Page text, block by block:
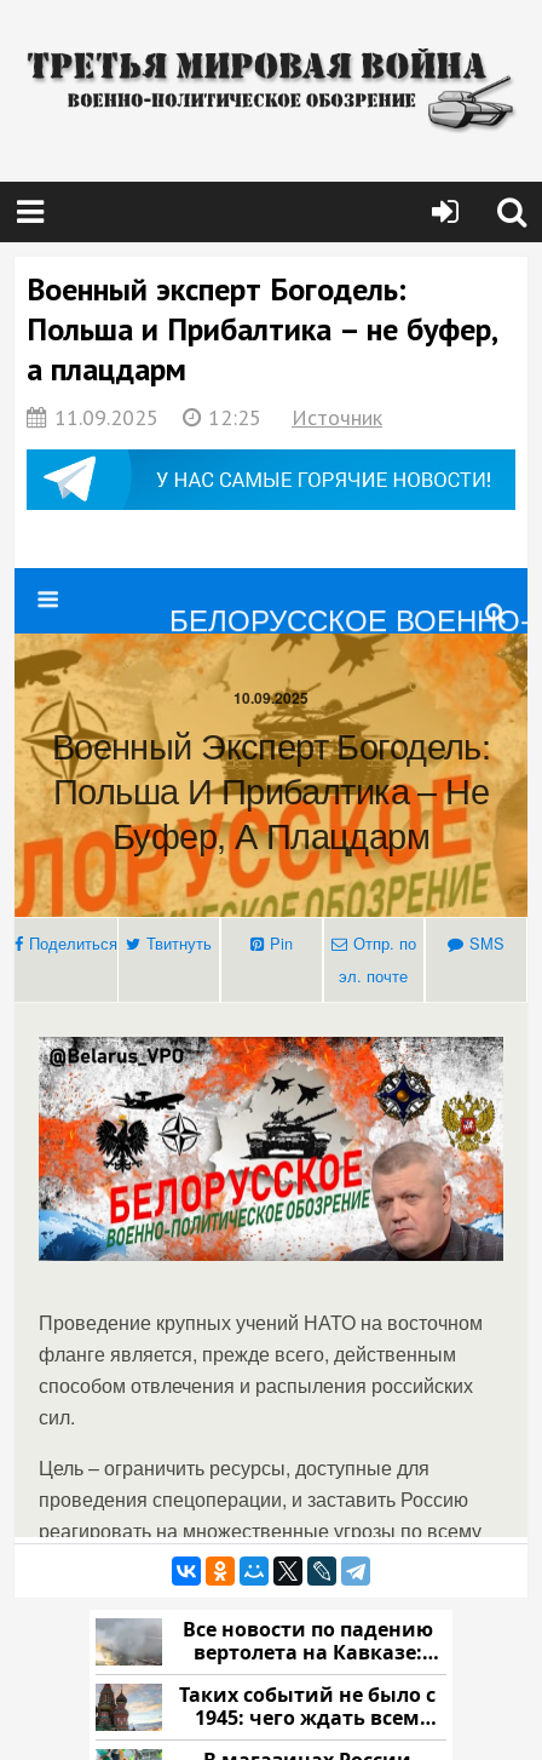
Военный эксперт Богодель:
Польша и Прибалтика – не буфер,
а плацдарм
11.09.2025 12:25 Источник
Все новости по падению
вертолета на Кавказе:
читать здесь
Таких событий не было с
1945: чего ждать всем
нам?